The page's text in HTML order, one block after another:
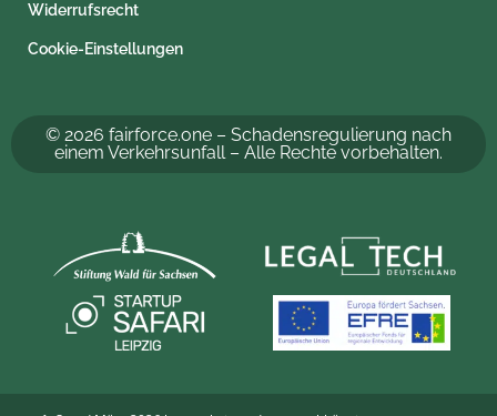
Widerrufsrecht
Cookie-Einstellungen
© 2026 fairforce.one – Schadensregulierung nach
einem Verkehrsunfall – Alle Rechte vorbehalten.